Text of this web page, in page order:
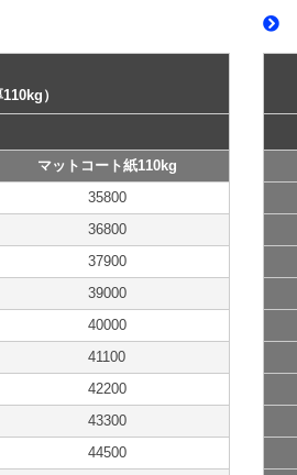
）
マットコート紙110kg
35800
36800
37900
39000
40000
41100
42200
43300
44500